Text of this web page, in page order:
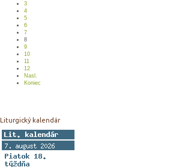
3
4
5
6
7
8
9
10
11
12
Nasl.
Koniec
Liturgický kalendár